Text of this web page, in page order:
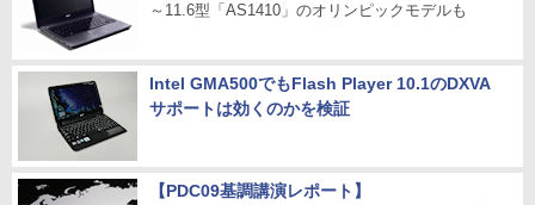
～11.6型「AS1410」のオリンピックモデルも
Intel GMA500でもFlash Player 10.1のDXVA
サポートは効くのかを検証
【PDC09基調講演レポート】